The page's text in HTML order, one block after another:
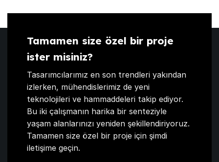
Tamamen size özel bir proje
ister misiniz?
Tasarımcılarımız en son trendleri yakından
izlerken, mühendislerimiz de yeni
teknolojileri ve hammaddeleri takip ediyor.
Bu iki çalışmanın harika bir senteziyle
yaşam alanlarınızı yeniden şekillendiriyoruz.
Tamamen size özel bir proje için şimdi
iletişime geçin.